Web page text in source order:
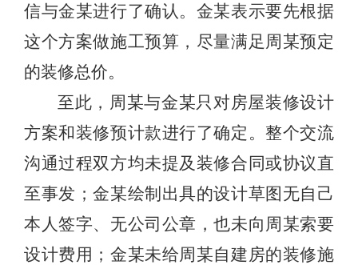
信与金某进行了确认。金某表示要先根据
这个方案做施工预算，尽量满足周某预定
的装修总价。
至此，周某与金某只对房屋装修设计
方案和装修预计款进行了确定。整个交流
沟通过程双方均未提及装修合同或协议直
至事发；金某绘制出具的设计草图无自己
本人签字、无公司公章，也未向周某索要
设计费用；金某未给周某自建房的装修施